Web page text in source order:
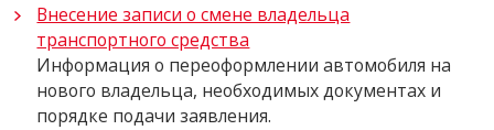
Внесение записи о смене владельца
транспортного средства
Информация о переоформлении автомобиля на
нового владельца, необходимых документах и
порядке подачи заявления.